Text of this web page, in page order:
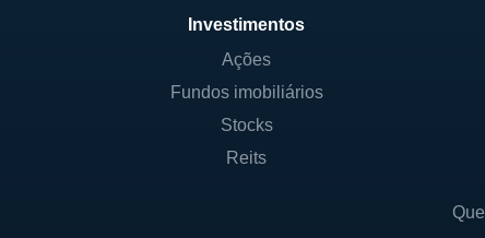
A fundação da City
estava passando por
oferecer serviços de
aquisições estratégicas,
Investimentos
Ações
Fundos imobiliários
Stocks
Reits